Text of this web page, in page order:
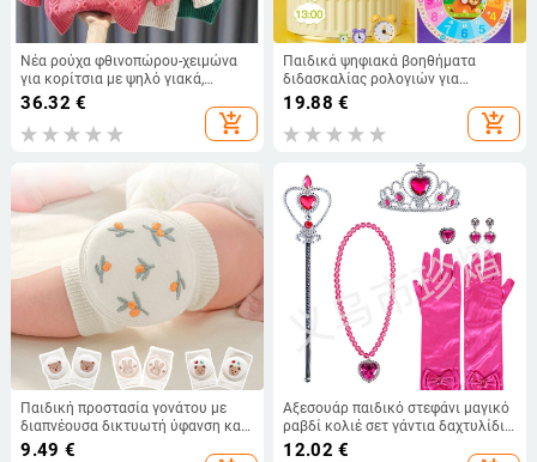
Νέα ρούχα φθινοπώρου-χειμώνα
για κορίτσια με ψηλό γιακά,
χειροποίητο πουλόβερ με χοντρό
πάτο, κομψό πουλόβερ, νέο
φθινοπωρινό-χειμωνιάτικο χωρίς
36.32 €
add_shopping_cart
Παιδικά ψηφιακά βοηθήματα
διδασκαλίας ρολογιών για
νηπιαγωγείο δημοτικού σχολείου
πρώτης και δεύτερης τάξης
μοντέλο ρολογιού ξυπνητήρι
19.88 €
add_shopping_cart
Παιδική προστασία γονάτου με
διαπνέουσα δικτυωτή ύφανση και
κέντημα, ελαστικό βαμβακερό
9.49 €
Αξεσουάρ παιδικό στεφάνι μαγικό
ραβδί κολιέ σετ γάντια δαχτυλίδι
σετ έξι σκουλαρίκια διακόσμηση
12.02 €